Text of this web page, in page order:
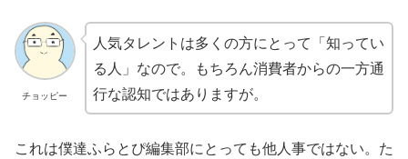
チョッピー
人気タレントは多くの方にとって「知ってい
る人」なので。もちろん消費者からの一方通
行な認知ではありますが。
これは僕達ふらとぴ編集部にとっても他人事ではない。た